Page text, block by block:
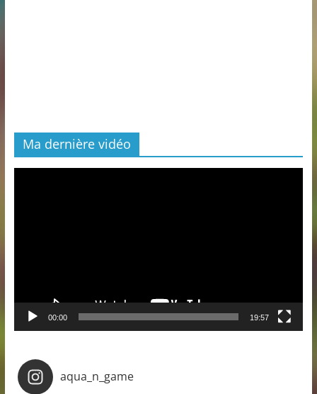
Ma dernière vidéo
00:00 19:57
aqua_n_game